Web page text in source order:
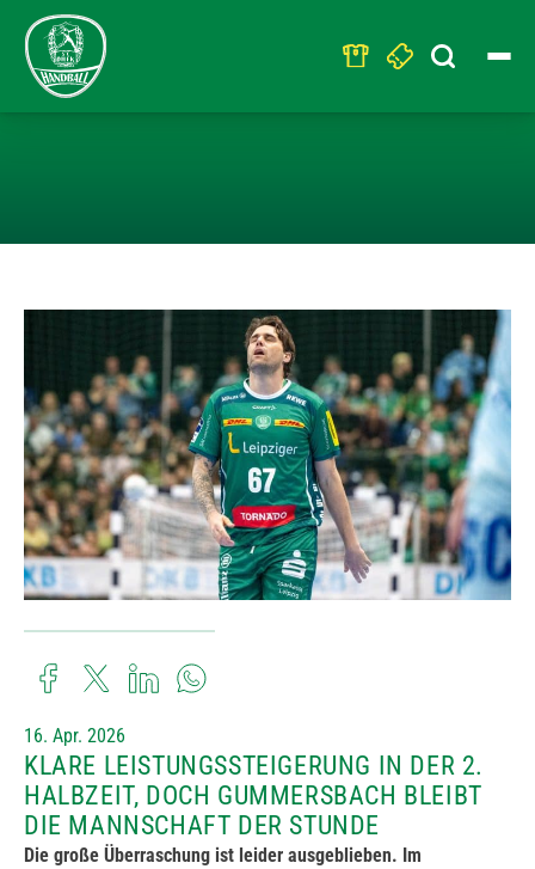
Search
for:
16. Apr. 2026
KLARE LEISTUNGSSTEIGERUNG IN DER 2.
HALBZEIT, DOCH GUMMERSBACH BLEIBT
DIE MANNSCHAFT DER STUNDE
Die große Überraschung ist leider ausgeblieben. Im